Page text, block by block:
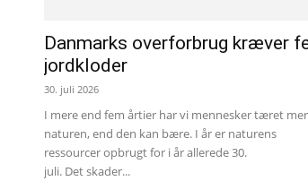
Danmarks overforbrug kræver
jordkloder
30. juli 2026
I mere end fem årtier har vi mennesker tæret
naturen, end den kan bære. I år er naturens
ressourcer opbrugt for i år allerede 30.
juli. Det skader...